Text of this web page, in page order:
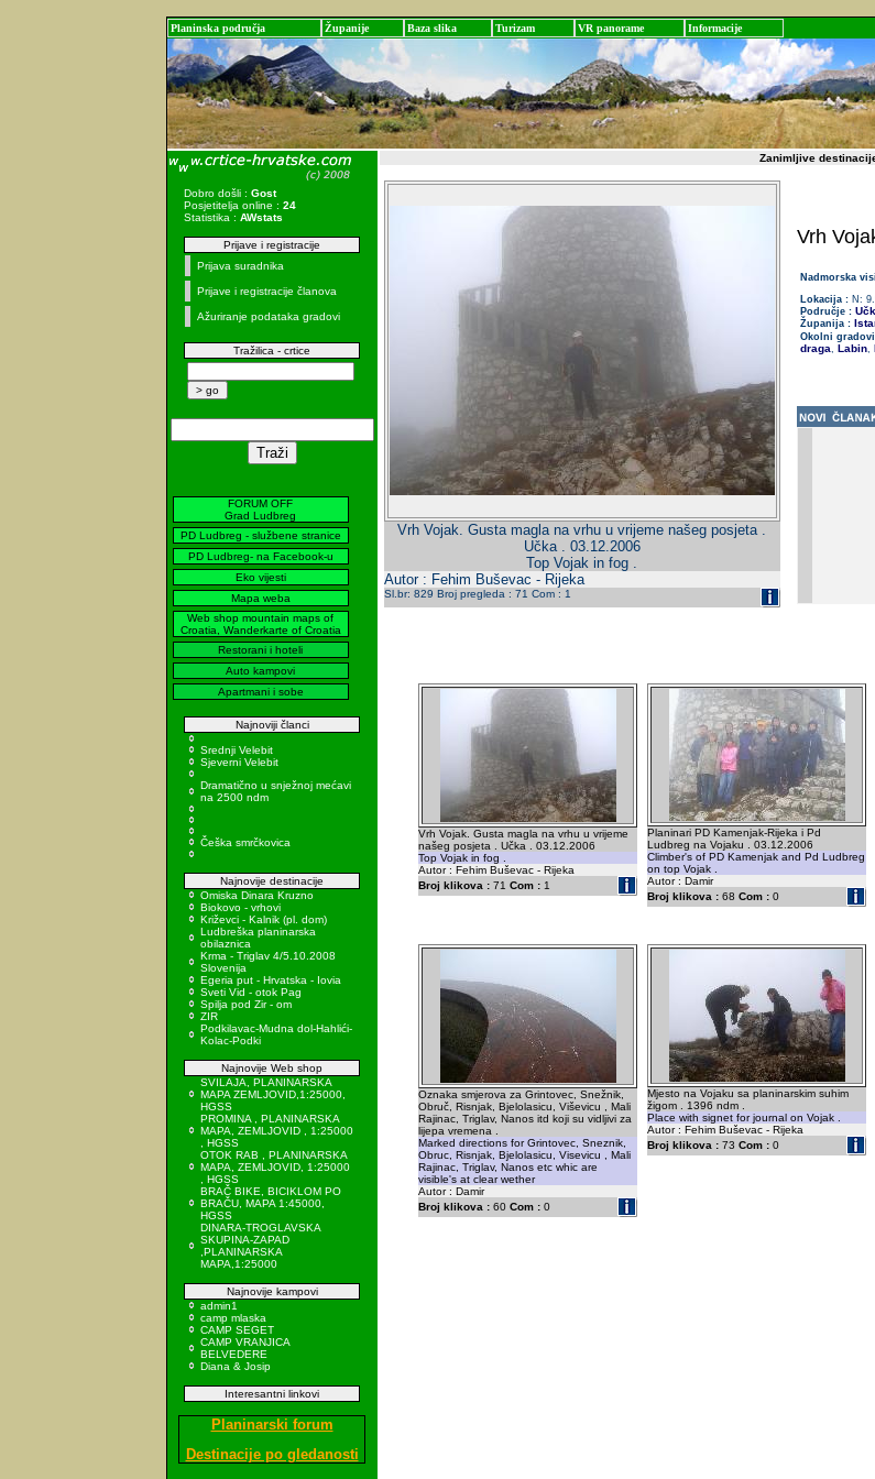
Planinska područja Županije Baza slika Turizam VR panorame Informacije
Dobro došli : Gost
Posjetitelja online : 24
Statistika : AWstats
Prijave i registracije
Prijava suradnika
Prijave i registracije članova
Ažuriranje podataka gradovi
Tražilica - crtice
FORUM OFF
Grad Ludbreg
PD Ludbreg - službene stranice
PD Ludbreg- na Facebook-u
Eko vijesti
Mapa weba
Web shop mountain maps of
Croatia, Wanderkarte of Croatia
Restorani i hoteli
Auto kampovi
Apartmani i sobe
Najnoviji članci
Srednji Velebit
Sjeverni Velebit
Dramatično u snježnoj mećavi
na 2500 ndm
Češka smrčkovica
Najnovije destinacije
Omiska Dinara Kruzno
Biokovo - vrhovi
Križevci - Kalnik (pl. dom)
Ludbreška planinarska
obilaznica
Krma - Triglav 4/5.10.2008
Slovenija
Egeria put - Hrvatska - Iovia
Sveti Vid - otok Pag
Spilja pod Zir - om
ZIR
Podkilavac-Mudna dol-Hahlići-
Kolac-Podki
Najnovije Web shop
SVILAJA, PLANINARSKA
MAPA ZEMLJOVID,1:25000,
HGSS
PROMINA , PLANINARSKA
MAPA, ZEMLJOVID , 1:25000
, HGSS
OTOK RAB , PLANINARSKA
MAPA, ZEMLJOVID, 1:25000
, HGSS
BRAČ BIKE, BICIKLOM PO
BRAČU, MAPA 1:45000,
HGSS
DINARA-TROGLAVSKA
SKUPINA-ZAPAD
,PLANINARSKA
MAPA,1:25000
Najnovije kampovi
admin1
camp mlaska
CAMP SEGET
CAMP VRANJICA
BELVEDERE
Diana & Josip
Interesantni linkovi
Planinarski forum
Destinacije po gledanosti
Zanimljive
Vrh Vojak. Gusta magla na vrhu u vrijeme našeg posjeta .
Učka . 03.12.2006
Top Vojak in fog .
Autor : Fehim Buševac - Rijeka
Sl.br: 829 Broj pregleda : 71 Com : 1
Vrh
Nadmorska
Lokacija :N:
Područje :
Županija :
Okolni
draga, Labin,
Vrh Vojak. Gusta magla na vrhu u vrijeme
našeg posjeta . Učka . 03.12.2006
Top Vojak in fog .
Autor : Fehim Buševac - Rijeka
Broj klikova : 71 Com : 1
Planinari PD Kamenjak-Rijeka i Pd
Ludbreg na Vojaku . 03.12.2006
Climber's of PD Kamenjak and Pd Ludbreg
on top Vojak .
Autor : Damir
Broj klikova : 68 Com : 0
Oznaka smjerova za Grintovec, Snežnik,
Obruč, Risnjak, Bjelolasicu, Viševicu , Mali
Rajinac, Triglav, Nanos itd koji su vidljivi za
lijepa vremena .
Marked directions for Grintovec, Sneznik,
Obruc, Risnjak, Bjelolasicu, Visevicu , Mali
Rajinac, Triglav, Nanos etc whic are
visible's at clear wether
Autor : Damir
Broj klikova : 60 Com : 0
Mjesto na Vojaku sa planinarskim suhim
žigom . 1396 ndm .
Place with signet for journal on Vojak .
Autor : Fehim Buševac - Rijeka
Broj klikova : 73 Com : 0